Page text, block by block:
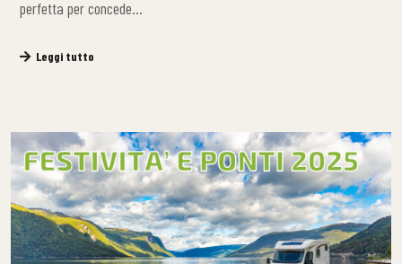
perfetta per concede…
Leggi tutto